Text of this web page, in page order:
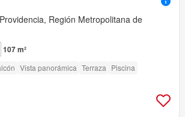
Región Metropolitana de
107 m²
Vista panorámica Terraza Piscina